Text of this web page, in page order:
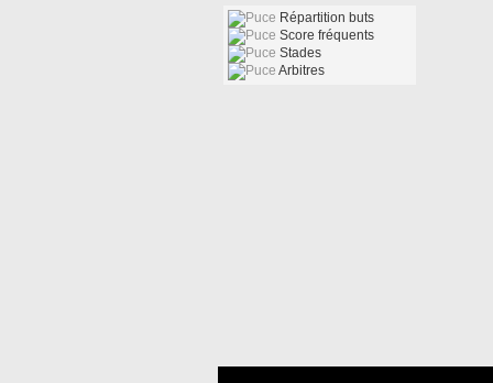
Répartition buts
Score fréquents
Stades
Arbitres